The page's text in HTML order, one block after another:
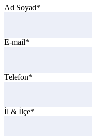
Ad Soyad*
E-mail*
Telefon*
İl & İlçe*